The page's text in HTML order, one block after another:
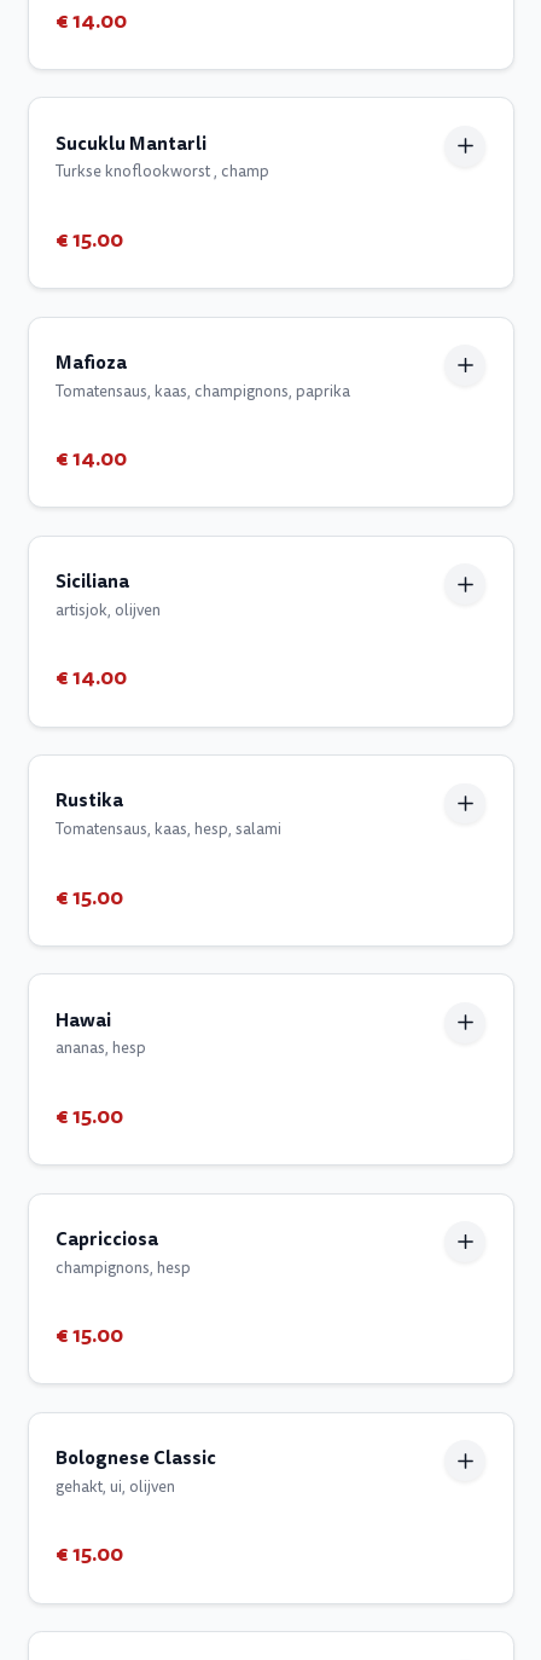
€ 14.00
Sucuklu Mantarli
Turkse knoflookworst , champ
€ 15.00
Mafioza
Tomatensaus, kaas, champignons, paprika
€ 14.00
Siciliana
artisjok, olijven
€ 14.00
Rustika
Tomatensaus, kaas, hesp, salami
€ 15.00
Hawai
ananas, hesp
€ 15.00
Capricciosa
champignons, hesp
€ 15.00
Bolognese Classic
gehakt, ui, olijven
€ 15.00